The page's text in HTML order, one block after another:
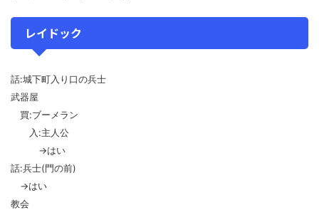
レイドック
話:城下町入り口の兵士
武器屋
買:ブーメラン
入:主人公
→はい
話:兵士(門の前)
→はい
教会